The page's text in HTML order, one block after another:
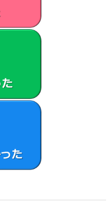
も、お客さまに直接且
され且つお客さまが証
します。
いことや許諾ソフトウ
ません。許諾ソフトウ
ソフトウェアの不具合
または環境に対する重
力発電所を含む核施設
、航空管制、生命維持
れていません。VAIOお
保証しません。
財産権の侵害を理由と